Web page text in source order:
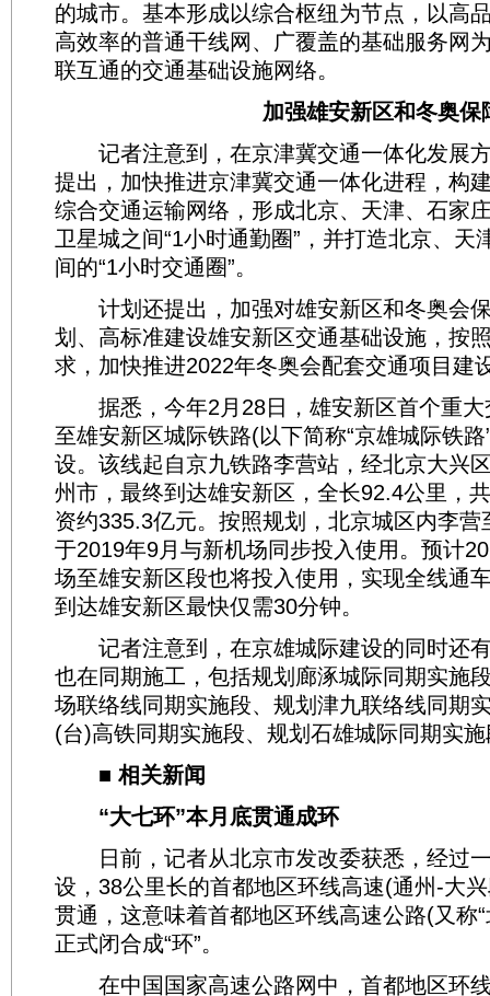
的城市。基本形成以综合枢纽为节点，以高
高效率的普通干线网、广覆盖的基础服务网
联互通的交通基础设施网络。
加强雄安新区和冬奥保
记者注意到，在京津冀交通一体化发展
提出，加快推进京津冀交通一体化进程，构
综合交通运输网络，形成北京、天津、石家
卫星城之间“1小时通勤圈”，并打造北京、天
间的“1小时交通圈”。
计划还提出，加强对雄安新区和冬奥会
划、高标准建设雄安新区交通基础设施，按
求，加快推进2022年冬奥会配套交通项目建
据悉，今年2月28日，雄安新区首个重
至雄安新区城际铁路(以下简称“京雄城际铁
设。该线起自京九铁路李营站，经北京大兴
州市，最终到达雄安新区，全长92.4公里，
资约335.3亿元。按照规划，北京城区内李营
于2019年9月与新机场同步投入使用。预计
场至雄安新区段也将投入使用，实现全线通
到达雄安新区最快仅需30分钟。
记者注意到，在京雄城际建设的同时还
也在同期施工，包括规划廊涿城际同期实施
场联络线同期实施段、规划津九联络线同期
(台)高铁同期实施段、规划石雄城际同期实
■ 相关新闻
“大七环”本月底贯通成环
日前，记者从北京市发改委获悉，经过
设，38公里长的首都地区环线高速(通州-大
贯通，这意味着首都地区环线高速公路(又称
正式闭合成“环”。
在中国国家高速公路网中，首都地区环